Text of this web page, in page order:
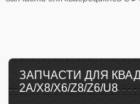
ЗАПЧАСТИ ДЛЯ
2A/X8/X6/Z8/Z6/U8